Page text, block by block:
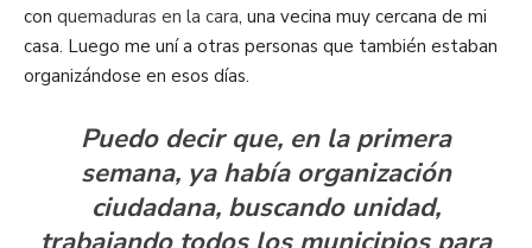
con quemaduras en la cara, una vecina muy cercana de mi
casa. Luego me uní a otras personas que también estaban
organizándose en esos días.
Puedo decir que, en la primera
semana, ya había organización
ciudadana, buscando unidad,